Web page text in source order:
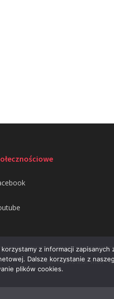
Projektowanie stron WWW –
z informacji zapisanych
Dalsze korzystanie z
plików cookies.